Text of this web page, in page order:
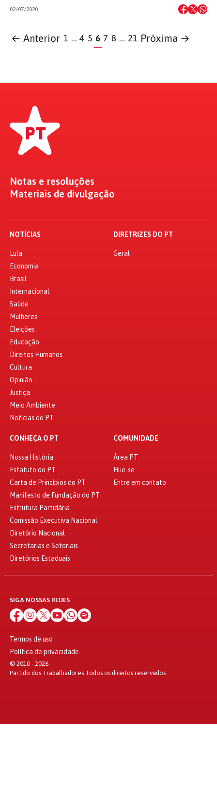
02/07/2020
← Anterior 1 … 4 5 6 7 8 … 21 Próxima →
Notas e resoluções
Materiais de divulgação
NOTÍCIAS
Lula
Economia
Brasil
Internacional
Saúde
Mulheres
Eleições
Educação
Direitos Humanos
Cultura
Opinião
Justiça
Meio Ambiente
Notícias do PT
DIRETRIZES DO PT
Geral
CONHEÇA O PT
Nossa História
Estatuto do PT
Carta de Princípios do PT
Manifesto de Fundação do PT
Estrutura Partidária
Comissão Executiva Nacional
Diretório Nacional
Secretarias e Setoriais
Diretórios Estaduais
COMUNIDADE
Área PT
Filie-se
Entre em contato
SIGA NOSSAS REDES
Termos de uso
Política de privacidade
© 2010 - 2026
Partido dos Trabalhadores Todos os direitos reservados